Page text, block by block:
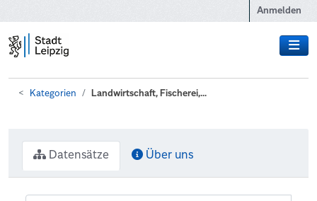
Anmelden
Kategorien Landwirtschaft, Fischerei,...
Datensätze Über uns